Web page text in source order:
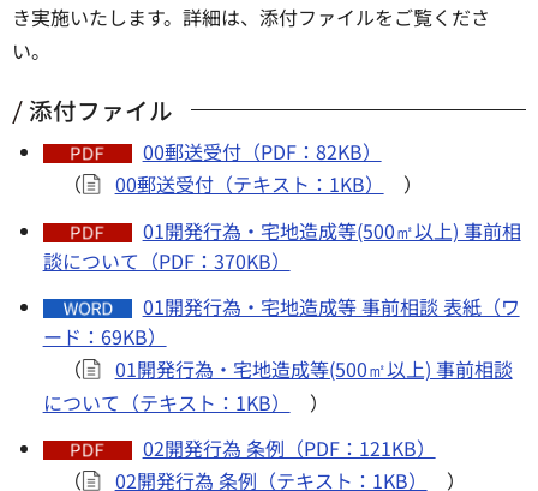
き実施いたします。詳細は、添付ファイルをご覧くださ
い。
添付ファイル
00郵送受付（PDF：82KB）
（
00郵送受付（テキスト：1KB）
）
01開発行為・宅地造成等(500㎡以上) 事前相
談について（PDF：370KB）
01開発行為・宅地造成等 事前相談 表紙（ワ
ード：69KB）
（
01開発行為・宅地造成等(500㎡以上) 事前相談
について（テキスト：1KB）
）
02開発行為 条例（PDF：121KB）
（
02開発行為 条例（テキスト：1KB）
）